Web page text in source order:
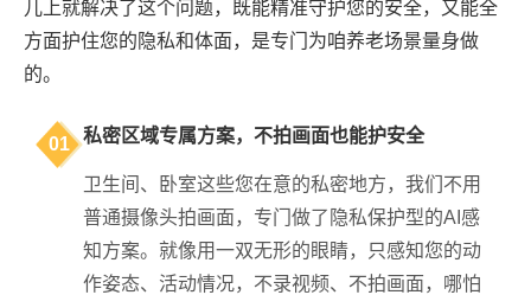
儿上就解决了这个问题，既能精准守护您的安全，又能全
方面护住您的隐私和体面，是专门为咱养老场景量身做
的。
01 私密区域专属方案，不拍画面也能护安全
卫生间、卧室这些您在意的私密地方，我们不用
普通摄像头拍画面，专门做了隐私保护型的AI感
知方案。就像用一双无形的眼睛，只感知您的动
作姿态、活动情况，不录视频、不拍画面，哪怕